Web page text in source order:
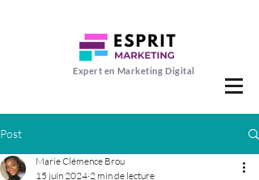
Expert en Marketing Digital
Post
Marie Clémence Brou
15 juin 2024 2 min de lecture